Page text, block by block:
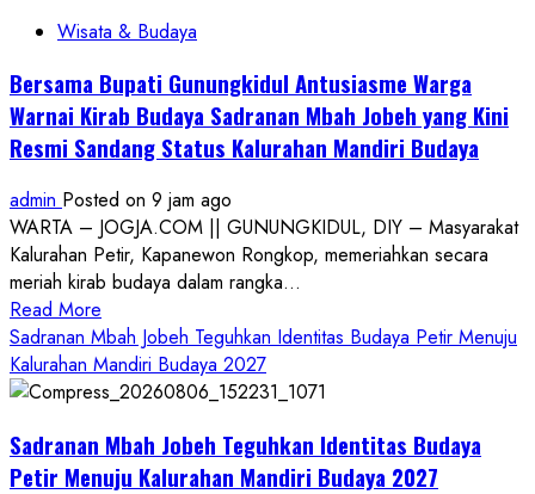
Wisata & Budaya
Bersama Bupati Gunungkidul Antusiasme Warga
Warnai Kirab Budaya Sadranan Mbah Jobeh yang Kini
Resmi Sandang Status Kalurahan Mandiri Budaya
admin Posted on 9 jam ago
WARTA – JOGJA.COM || GUNUNGKIDUL, DIY – Masyarakat
Kalurahan Petir, Kapanewon Rongkop, memeriahkan secara
meriah kirab budaya dalam rangka...
Read More
more
about
Bersama
Gunungkidul
Antusiasme
Sadranan Mbah Jobeh Teguhkan Identitas Budaya Petir Menuju
Kalurahan Mandiri Budaya 2027
Sadranan Mbah Jobeh Teguhkan Identitas Budaya
Petir Menuju Kalurahan Mandiri Budaya 2027